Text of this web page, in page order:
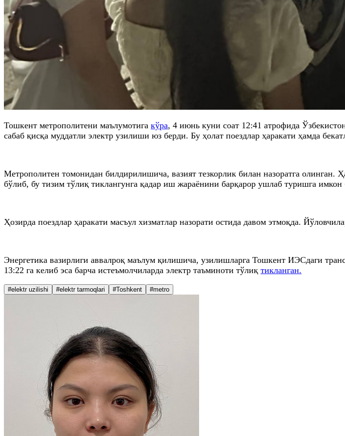
Тошкент метрополитени маълумотига кўра, 4 июнь куни соат 12:41 атрофида
сабаб қисқа муддатли электр узилиши юз берди. Бу ҳолат поездлар ҳаракати ҳамда
Метрополитен томонидан билдирилишича, вазият тезкорлик билан назоратга
бўлиб, бу тизим тўлиқ тиклангунга қадар иш жараёнини барқарор ушлаб туришга имкон
Ҳозирда поездлар ҳаракати масъул хизматлар назорати остида давом этмоқда.
Энергетика вазирлиги аввалроқ маълум қилишича, узилишларга Тошкент ИЭСдаги
13:22 га келиб эса барча истеъмолчиларда электр таъминоти тўлиқ тикланган.
#elektr uzilishi #elektr tarmoqlari #Toshkent #metro